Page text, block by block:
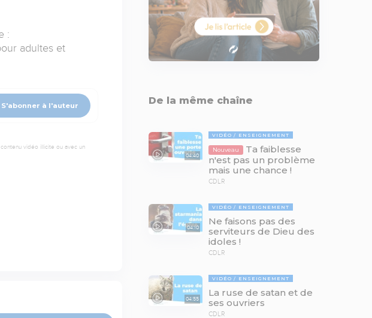
:
adultes et
S'abonner à l'auteur
vidéo illicite ou avec un
De la même chaîne
04:40
VIDÉO ENSEIGNEMENT
Nouveau
Ta faiblesse
n'est pas un problème
mais une chance !
CDLR
04:10
VIDÉO ENSEIGNEMENT
Ne faisons pas des
serviteurs de Dieu des
idoles !
CDLR
04:55
VIDÉO ENSEIGNEMENT
La ruse de satan et de
ses ouvriers
CDLR